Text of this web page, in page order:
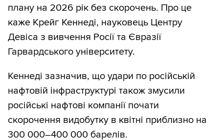
плану на 2026 рік без скорочень. Про це
каже Крейг Кеннеді, науковець Центру
Девіса з вивчення Росії та Євразії
Гарвардського університету.
Кеннеді зазначив, що удари по російській
нафтовій інфраструктурі також змусили
російські нафтові компанії почати
скорочення видобутку в квітні приблизно на
300 000–400 000 барелів.